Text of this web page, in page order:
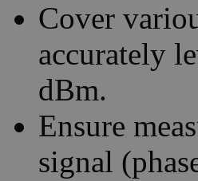
Cover
accurately
dBm.
Ensure
signal